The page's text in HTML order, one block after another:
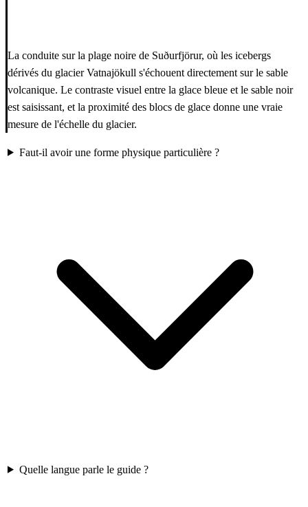
La conduite sur la plage noire de Suðurfjörur, où les icebergs
dérivés du glacier Vatnajökull s'échouent directement sur le sable
volcanique. Le contraste visuel entre la glace bleue et le sable noir
est saisissant, et la proximité des blocs de glace donne une vraie
mesure de l'échelle du glacier.
Faut-il avoir une forme physique particulière ?
Quelle langue parle le guide ?